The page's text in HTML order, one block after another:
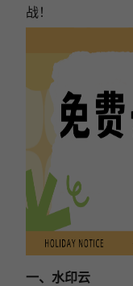
战！
一、水印云